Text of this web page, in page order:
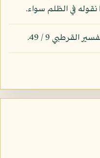
في الظلم سواء.